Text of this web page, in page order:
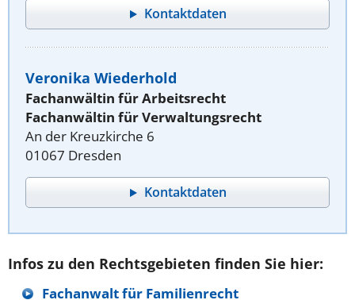
Kontaktdaten
Veronika Wiederhold
Fachanwältin für Arbeitsrecht
Fachanwältin für Verwaltungsrecht
An der Kreuzkirche 6
01067 Dresden
Kontaktdaten
Infos zu den Rechtsgebieten finden Sie hier:
Fachanwalt für Familienrecht